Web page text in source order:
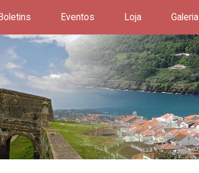
Eventos Loja Galeria